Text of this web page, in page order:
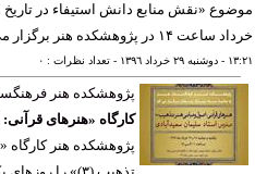
۱۴ در پژوهشكده هنر برگزار می‌شود.
- دوشنبه ٢٩ خرداد ١٣٩٦ - تعداد نظرات : ٠
پژوهشكده هنر
کارگاه «هنرهای قرآنی:
پژوهشكده هنر کارگاه